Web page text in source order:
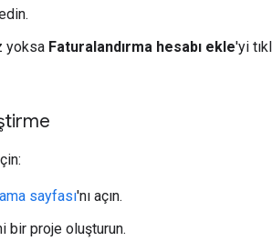
yoksa Faturalandırma hesabı ekle'yi
sayfası'nı açın.
bir proje oluşturun.